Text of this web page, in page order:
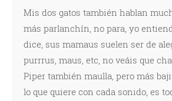
Mis dos gatos también hablan
más parlanchín, no para, yo
dice, sus mamaus suelen ser de
purrrus, maus, etc, no veáis que
Piper también maulla, pero más
lo que quiere con cada sonido, es